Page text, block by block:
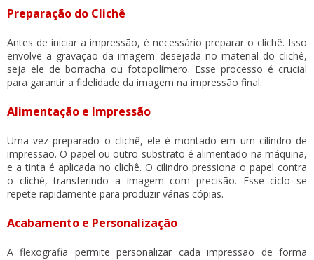
Preparação do Clichê
Antes de iniciar a impressão, é necessário preparar o clichê. Isso
envolve a gravação da imagem desejada no material do clichê,
seja ele de borracha ou fotopolímero. Esse processo é crucial
para garantir a fidelidade da imagem na impressão final.
Alimentação e Impressão
Uma vez preparado o clichê, ele é montado em um cilindro de
impressão. O papel ou outro substrato é alimentado na máquina,
e a tinta é aplicada no clichê. O cilindro pressiona o papel contra
o clichê, transferindo a imagem com precisão. Esse ciclo se
repete rapidamente para produzir várias cópias.
Acabamento e Personalização
A flexografia permite personalizar cada impressão de forma